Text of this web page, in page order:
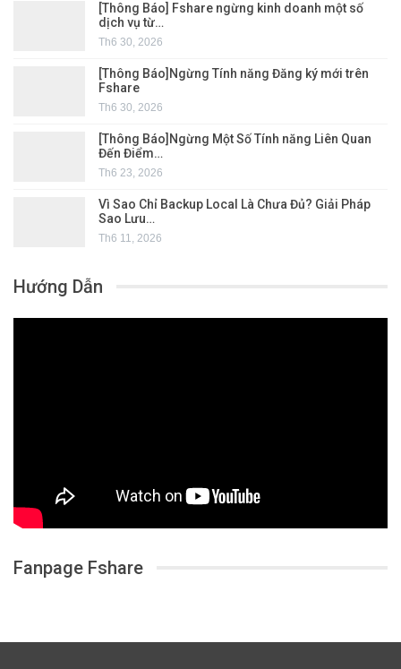
[Thông Báo] Fshare ngừng kinh doanh một số
dịch vụ từ…
Th6 30, 2026
[Thông Báo]Ngừng Tính năng Đăng ký mới trên
Fshare
Th6 30, 2026
[Thông Báo]Ngừng Một Số Tính năng Liên Quan
Đến Điểm…
Th6 23, 2026
Vì Sao Chỉ Backup Local Là Chưa Đủ? Giải Pháp
Sao Lưu…
Th6 11, 2026
Hướng Dẫn
Fanpage Fshare